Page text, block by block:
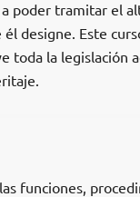
poder tramitar el
él designe. Este
toda la legislación
funciones,